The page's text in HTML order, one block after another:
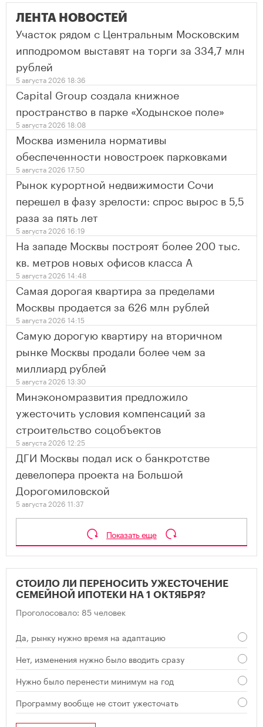
ЛЕНТА НОВОСТЕЙ
Участок рядом с Центральным Московским
ипподромом выставят на торги за 334,7 млн
рублей
5 августа 2026 18:36
Capital Group создала книжное
пространство в парке «Ходынское поле»
5 августа 2026 18:08
Москва изменила нормативы
обеспеченности новостроек парковками
5 августа 2026 17:50
Рынок курортной недвижимости Сочи
перешел в фазу зрелости: спрос вырос в 5,5
раза за пять лет
5 августа 2026 16:19
На западе Москвы построят более 200 тыс.
кв. метров новых офисов класса А
5 августа 2026 14:48
Самая дорогая квартира за пределами
Москвы продается за 626 млн рублей
5 августа 2026 14:15
Самую дорогую квартиру на вторичном
рынке Москвы продали более чем за
миллиард рублей
5 августа 2026 13:30
Минэкономразвития предложило
ужесточить условия компенсаций за
строительство соцобъектов
5 августа 2026 12:25
ДГИ Москвы подал иск о банкротстве
девелопера проекта на Большой
Дорогомиловской
5 августа 2026 11:37
Показать еще
СТОИЛО ЛИ ПЕРЕНОСИТЬ УЖЕСТОЧЕНИЕ
СЕМЕЙНОЙ ИПОТЕКИ НА 1 ОКТЯБРЯ?
Проголосовало: 85 человек
Да, рынку нужно время на адаптацию
Нет, изменения нужно было вводить сразу
Нужно было перенести минимум на год
Программу вообще не стоит ужесточать